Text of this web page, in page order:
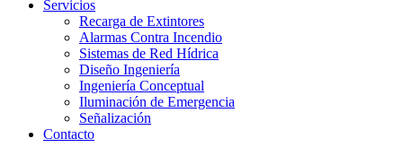
Servicios
Recarga de Extintores
Alarmas Contra Incendio
Sistemas de Red Hídrica
Diseño Ingeniería
Ingeniería Conceptual
Iluminación de Emergencia
Señalización
Contacto